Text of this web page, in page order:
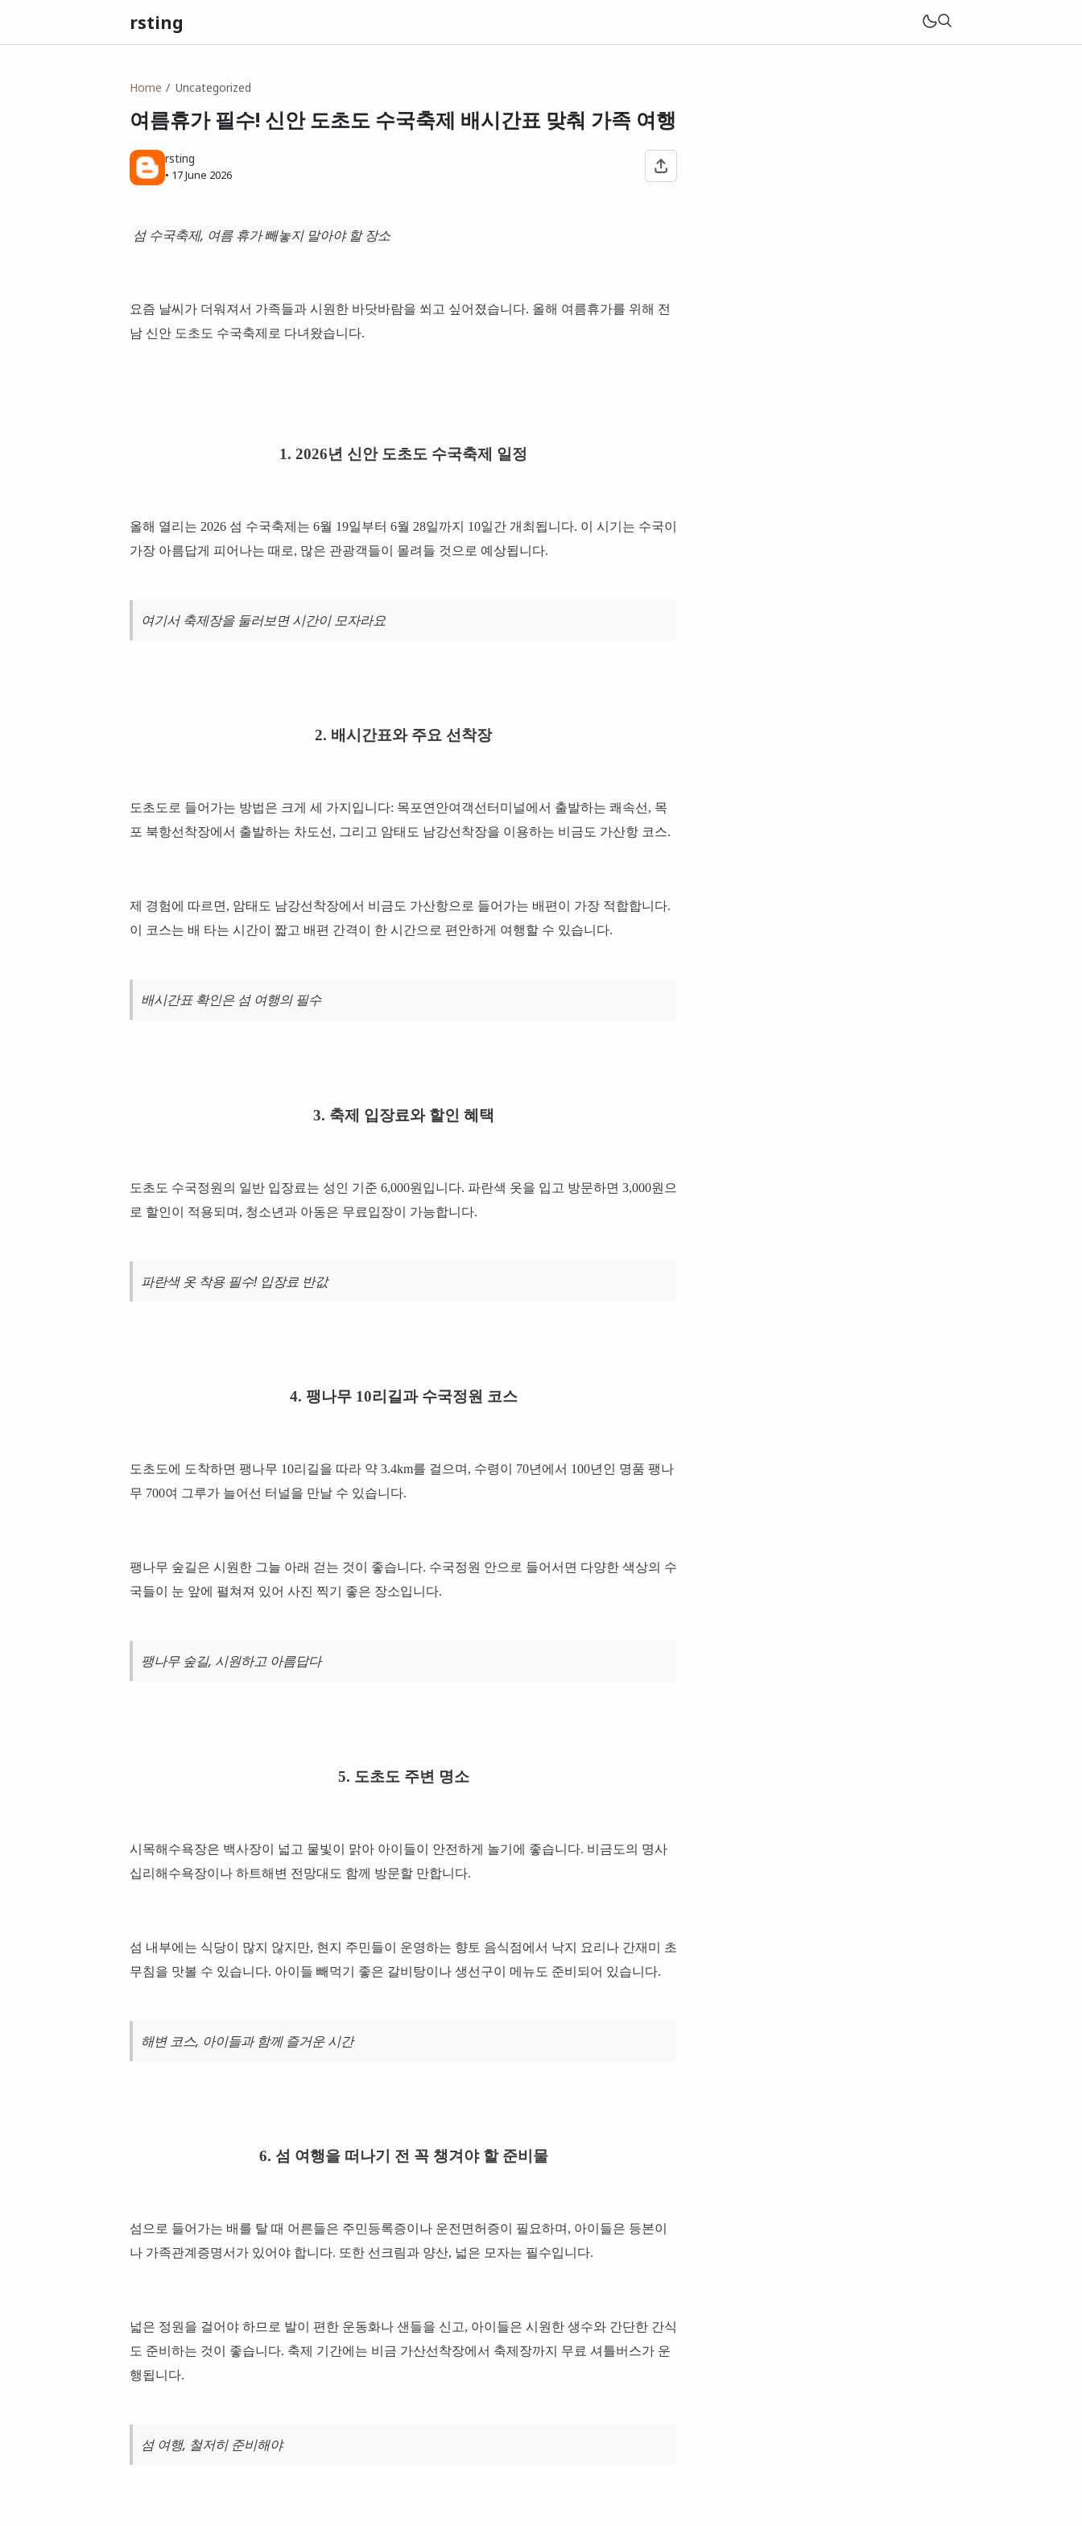
rsting
Home Uncategorized
여름휴가 필수! 신안 도초도 수국축제 배시간표 맞춰 가족 여행
rsting
• 17 June 2026
섬 수국축제, 여름 휴가 빼놓지 말아야 할 장소
요즘 날씨가 더워져서 가족들과 시원한 바닷바람을 쐬고 싶어졌습니다. 올해 여름휴가를 위해 전
남 신안 도초도 수국축제로 다녀왔습니다.
1. 2026년 신안 도초도 수국축제 일정
올해 열리는 2026 섬 수국축제는 6월 19일부터 6월 28일까지 10일간 개최됩니다. 이 시기는 수국이
가장 아름답게 피어나는 때로, 많은 관광객들이 몰려들 것으로 예상됩니다.
여기서 축제장을 둘러보면 시간이 모자라요
2. 배시간표와 주요 선착장
도초도로 들어가는 방법은 크게 세 가지입니다: 목포연안여객선터미널에서 출발하는 쾌속선, 목
포 북항선착장에서 출발하는 차도선, 그리고 암태도 남강선착장을 이용하는 비금도 가산항 코스.
제 경험에 따르면, 암태도 남강선착장에서 비금도 가산항으로 들어가는 배편이 가장 적합합니다.
이 코스는 배 타는 시간이 짧고 배편 간격이 한 시간으로 편안하게 여행할 수 있습니다.
배시간표 확인은 섬 여행의 필수
3. 축제 입장료와 할인 혜택
도초도 수국정원의 일반 입장료는 성인 기준 6,000원입니다. 파란색 옷을 입고 방문하면 3,000원으
로 할인이 적용되며, 청소년과 아동은 무료입장이 가능합니다.
파란색 옷 착용 필수! 입장료 반값
4. 팽나무 10리길과 수국정원 코스
도초도에 도착하면 팽나무 10리길을 따라 약 3.4km를 걸으며, 수령이 70년에서 100년인 명품 팽나
무 700여 그루가 늘어선 터널을 만날 수 있습니다.
팽나무 숲길은 시원한 그늘 아래 걷는 것이 좋습니다. 수국정원 안으로 들어서면 다양한 색상의 수
국들이 눈 앞에 펼쳐져 있어 사진 찍기 좋은 장소입니다.
팽나무 숲길, 시원하고 아름답다
5. 도초도 주변 명소
시목해수욕장은 백사장이 넓고 물빛이 맑아 아이들이 안전하게 놀기에 좋습니다. 비금도의 명사
십리해수욕장이나 하트해변 전망대도 함께 방문할 만합니다.
섬 내부에는 식당이 많지 않지만, 현지 주민들이 운영하는 향토 음식점에서 낙지 요리나 간재미 초
무침을 맛볼 수 있습니다. 아이들 빼먹기 좋은 갈비탕이나 생선구이 메뉴도 준비되어 있습니다.
해변 코스, 아이들과 함께 즐거운 시간
6. 섬 여행을 떠나기 전 꼭 챙겨야 할 준비물
섬으로 들어가는 배를 탈 때 어른들은 주민등록증이나 운전면허증이 필요하며, 아이들은 등본이
나 가족관계증명서가 있어야 합니다. 또한 선크림과 양산, 넓은 모자는 필수입니다.
넓은 정원을 걸어야 하므로 발이 편한 운동화나 샌들을 신고, 아이들은 시원한 생수와 간단한 간식
도 준비하는 것이 좋습니다. 축제 기간에는 비금 가산선착장에서 축제장까지 무료 셔틀버스가 운
행됩니다.
섬 여행, 철저히 준비해야